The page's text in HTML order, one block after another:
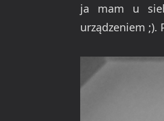
ja mam u
urządzeniem ;).